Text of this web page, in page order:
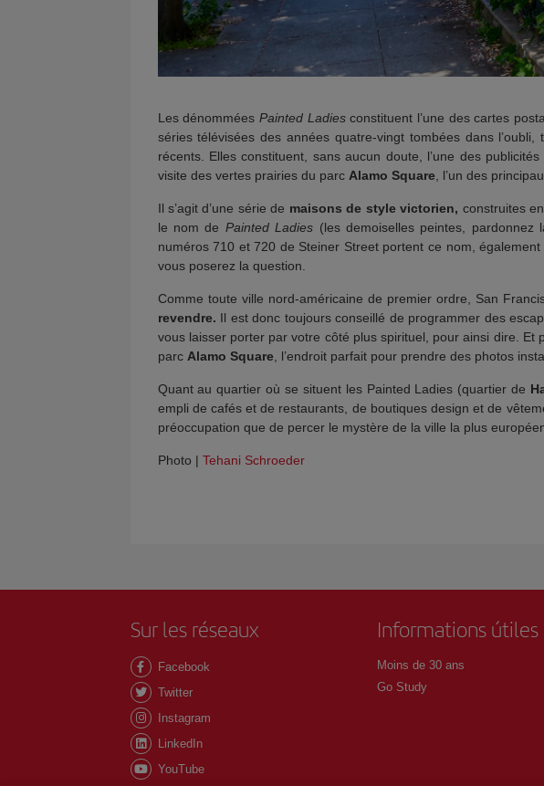
Les dénommées Painted Ladiesconstituent l’une des cartes
séries télévisées des années quatre-vingt tombées dans
récents. Elles constituent, sans aucun doute, l’une des
visite des vertes prairies du parc Alamo Square, l’un des
Il s’agit d’une série de maisons de style victorien, construites
le nom de Painted Ladies (les demoiselles peintes,
numéros 710 et 720 de Steiner Street portent ce nom,
vous poserez la question.
Comme toute ville nord-américaine de premier ordre, San
revendre. Il est donc toujours conseillé de programmer des
vous laisser porter par votre côté plus spirituel, pour ainsi dire.
parc Alamo Square, l’endroit parfait pour prendre des photos
Quant au quartier où se situent les Painted Ladies (quartier de
empli de cafés et de restaurants, de boutiques design et de
préoccupation que de percer le mystère de la ville la plus
Photo | Tehani Schroeder
Sur les réseaux
Facebook
Twitter
Instagram
LinkedIn
YouTube
Informations útiles
Moins de 30 ans
Go Study